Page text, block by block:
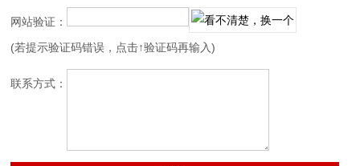
网站验证：
(若提示验证码错误，点击↑验证码再输入)
联系方式：